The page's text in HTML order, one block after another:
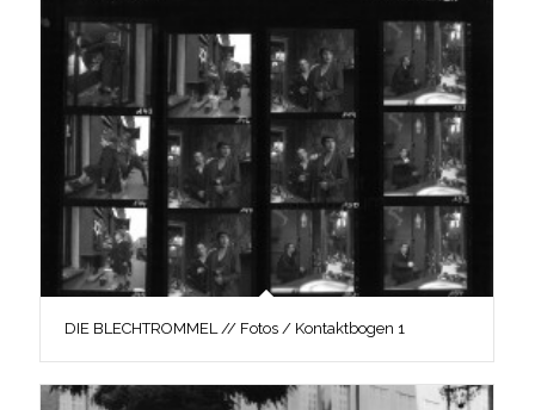
DIE BLECHTROMMEL // Fotos / Kontaktbogen 1